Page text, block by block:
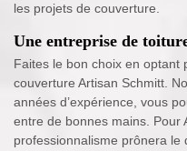
les projets de couverture.
Une entreprise de
Faites le bon choix en optant
couverture Artisan Schmitt.
années d’expérience, vous
entre de bonnes mains. Pour
professionnalisme prônera